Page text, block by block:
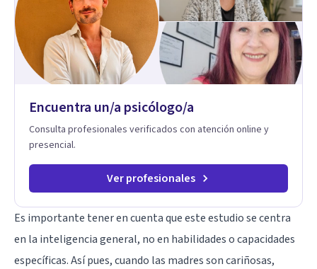
Encuentra un/a psicólogo/a
Consulta profesionales verificados con atención online y
presencial.
Ver profesionales
Es importante tener en cuenta que este estudio se centra
en la inteligencia general, no en habilidades o capacidades
específicas. Así pues, cuando las madres son cariñosas,